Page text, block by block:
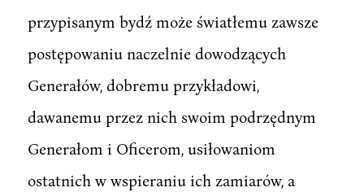
przypisanym bydź może światłemu zawsze
postępowaniu naczelnie dowodzących
Generałów, dobremu przykładowi,
dawanemu przez nich swoim podrzędnym
Generałom i Oficerom, usiłowaniom
ostatnich w wspieraniu ich zamiarów, a